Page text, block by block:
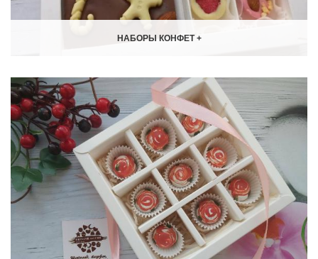
НАБОРЫ КОНФЕТ +